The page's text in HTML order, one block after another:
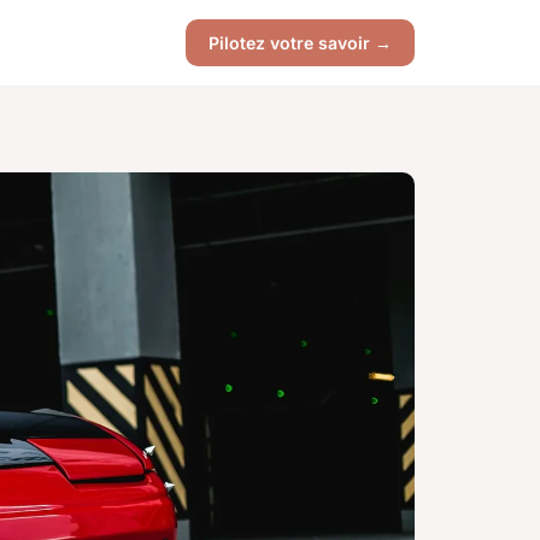
Pilotez votre savoir →